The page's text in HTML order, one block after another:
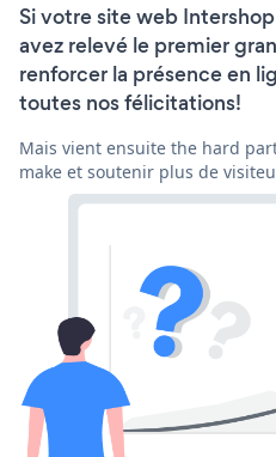
Si votre site web
avez relevé le premier
renforcer la présence en
toutes nos félicitations!
Mais vient ensuite the hard
make et soutenir plus de